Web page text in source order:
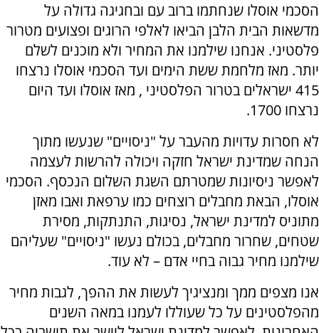
הסכמי אוסלו שנחתמו ברוב עם ובחגיגה גדולה על
מדשאות הבית הלבן הביאו לאלפי הרוגים ופצועים מטרור
פלסטיני. אנחנו שילמנו את המחיר ולא מוכנים לשלם
יותר. מאז מלחמת ששת הימים ועד הסכמי אוסלו נרצחו
415 ישראלים בטרור הפלסטיני , מאז אוסלו ועד היום
נרצחו 1700.
לא חסרות עדויות מהעבר על "ניסויים" שנעשו מתוך
הנחה שמדינת ישראל חזקה ויכולה להרשות לעצמה
לאפשר ניסיונות שמטרתם השגת השלום הנכסף. הסכמי
אוסלו, הבאת מחבלים רוצחים כמו ערפאת ואבו מאזן
מתוניס למדינת ישראל, נסיגות, התנתקות, מסירת
שטחים, שחרור מחבלים, בכולם נעשו "ניסויים" שעליהם
שילמנו מחיר גבוה בחיי אדם – לא עוד.
אנו מצפים ממך ומנציגיך לעשות את ההפך, לגבות מחיר
מהפלסטינים על כל שעוללו לעמנו במאה השנים